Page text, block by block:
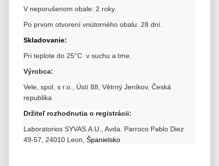
V neporušenom obale: 2 roky.
Po prvom otvorení vnútorného obalu: 28 dní.
Skladovanie:
Pri teplote do 25°C v suchu a tme.
Výrobca:
Vele, spol. s r.o., Ústí 88, Větrný Jeníkov, Česká
republika
Držiteľ rozhodnutia o registrácii:
Laboratorios SYVAS.A.U., Avda. Parroco Pablo Diez
49-57, 24010 Leon, Španielsko